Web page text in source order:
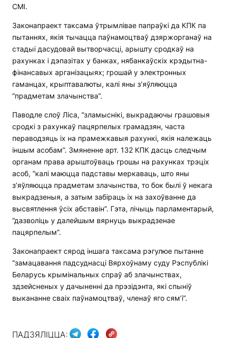
СМІ.
Законапраект таксама ўтрымлівае папраўкі да КПК па
пытаннях, якія тычацца паўнамоцтваў дзяржорганаў на
стадыі дасудовай вытворчасці, арышту сродкаў на
рахунках і дэпазітах у банках, нябанкаўскіх крэдытна-
фінансавых арганізацыях; грошай у электронных
гаманцах, крыптавалюты, калі яны з’яўляюцца
“прадметам злачынства”.
Паводле слоў Ліса, “зламыснікі, выкрадаючы грашовыя
сродкі з рахункаў пацярпелых грамадзян, часта
пераводзяць іх на прамежкавыя рахункі, якія належаць
іншым асобам”. Змяненне арт. 132 КПК дасць следчым
органам права арыштоўваць грошы на рахунках трэціх
асоб, “калі маюцца падставы меркаваць, што яны
з’яўляюцца прадметам злачынства, то бок былі ў некага
выкрадзеныя, а затым забіраць іх на захоўванне да
высвятлення ўсіх абставін”. Гэта, лічыць парламентарый,
“дазволіць у далейшым вярнуць выкрадзенае
пацярпелым”.
Законапраект сярод іншага таксама рэгулюе пытанне
“замацавання падсуднасці Вярхоўнаму суду Рэспублікі
Беларусь крымінальных спраў аб злачынствах,
здзейсненых у дачыненні да прэзідэнта, які спыніў
выкананне сваіх паўнамоцтваў, членаў яго сям’і”.
ПАДЗЯЛІЦЦА: